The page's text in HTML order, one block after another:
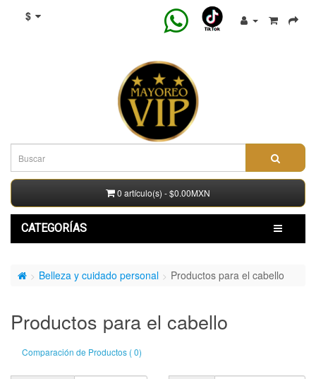
$
0 artículo(s) - $0.00MXN
CATEGORÍAS
Belleza y cuidado personal Productos para el cabello
Productos para el cabello
Comparación de Productos ( 0)